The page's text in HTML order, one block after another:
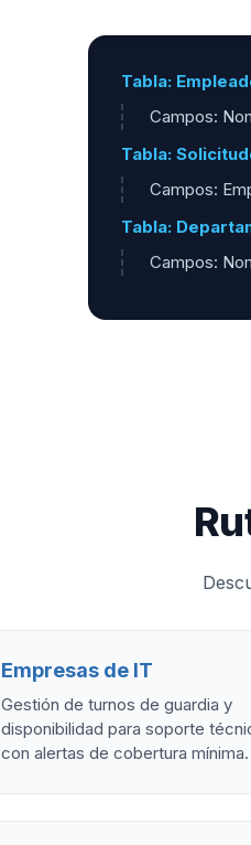
Tabla:
Campos:
Tabla:
Campos:
Tabla:
Campos:
Empresas de IT
Gestión de turnos de guardia y
disponibilidad para soporte
con alertas de cobertura mínima.